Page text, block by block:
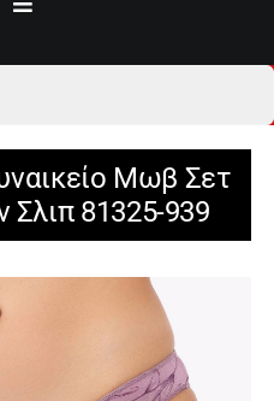
Toggle
Μωβ Σετ
Σλιπ 81325-939